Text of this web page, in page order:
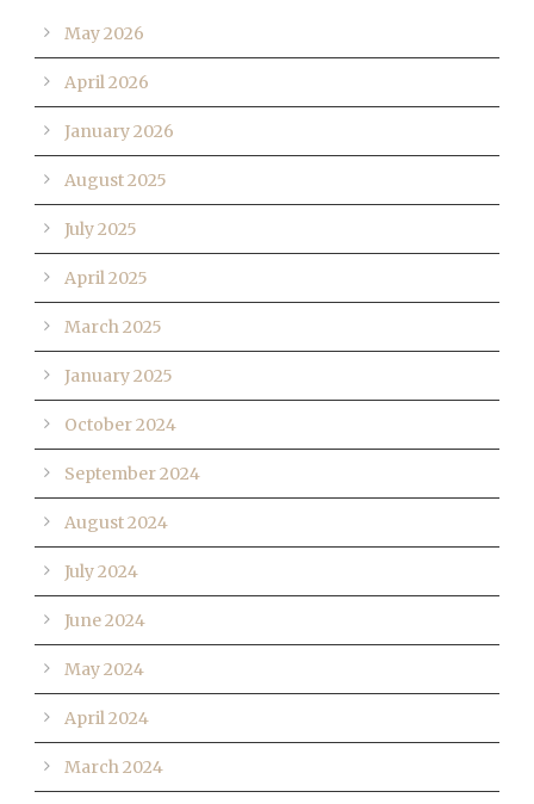
May 2026
April 2026
January 2026
August 2025
July 2025
April 2025
March 2025
January 2025
October 2024
September 2024
August 2024
July 2024
June 2024
May 2024
April 2024
March 2024